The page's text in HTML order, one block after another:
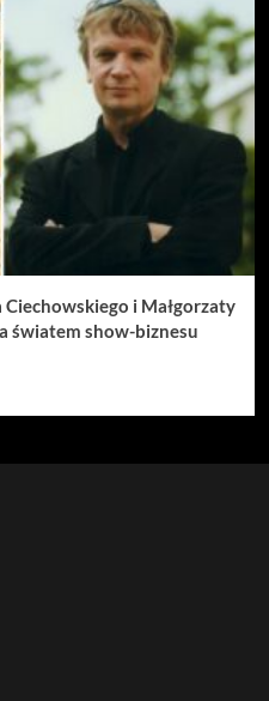
i Małgorzaty
światem show-biznesu